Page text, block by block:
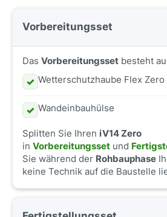
Vorbereitungsset
Das Vorbereitungsset besteht
✓ Wetterschutzhaube Flex Zero
✓ Wandeinbauhülse
Splitten Sie Ihren iV14 Zero
in Vorbereitungsset und
Sie während der Rohbauphase
keine Technik auf die Baustelle